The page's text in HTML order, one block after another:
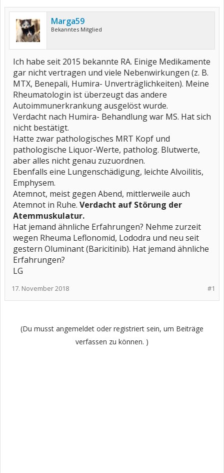
Marga59
Bekanntes Mitglied
Ich habe seit 2015 bekannte RA. Einige Medikamente
gar nicht vertragen und viele Nebenwirkungen (z. B.
MTX, Benepali, Humira- Unverträglichkeiten). Meine
Rheumatologin ist überzeugt das andere
Autoimmunerkrankung ausgelöst wurde.
Verdacht nach Humira- Behandlung war MS. Hat sich
nicht bestätigt.
Hatte zwar pathologisches MRT Kopf und
pathologische Liquor-Werte, patholog. Blutwerte,
aber alles nicht genau zuzuordnen.
Ebenfalls eine Lungenschädigung, leichte Alvoilitis,
Emphysem.
Atemnot, meist gegen Abend, mittlerweile auch
Atemnot in Ruhe. Verdacht auf Störung der
Atemmuskulatur.
Hat jemand ähnliche Erfahrungen? Nehme zurzeit
wegen Rheuma Leflonomid, Lododra und neu seit
gestern Oluminant (Baricitinib). Hat jemand ähnliche
Erfahrungen?
LG
#1
17. November 2018
(Du musst angemeldet oder registriert sein, um Beiträge
verfassen zu können. )